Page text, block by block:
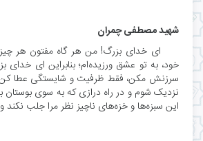
شهید مصطفی چمران
ای خدای بزرگ! من هر گاه مفتون هر چیز
خود، به تو عشق ورزیده‌ام؛ بنابراین ای خدای
سرزنش مکن، فقط ظرفیت و شایستگی عطا کن
نزدیک شوم و در راه درازی که به سوی بوستان
این سبزه‌ها و خزه‌های ناچیز نظر مرا جلب نکند و